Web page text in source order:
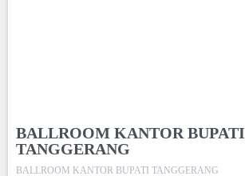
BALLROOM KANTOR BUPATI
TANGGERANG
BALLROOM KANTOR BUPATI TANGGERANG